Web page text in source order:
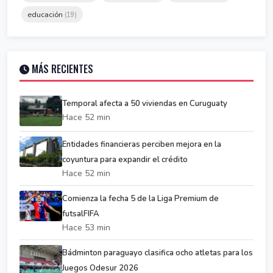
educación (19)
MÁS RECIENTES
Temporal afecta a 50 viviendas en Curuguaty
Hace 52 min
Entidades financieras perciben mejora en la
coyuntura para expandir el crédito
Hace 52 min
Comienza la fecha 5 de la Liga Premium de
futsalFIFA
Hace 53 min
Bádminton paraguayo clasifica ocho atletas para los
Juegos Odesur 2026